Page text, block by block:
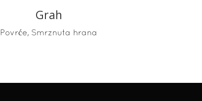
Grah
Povrće, Smrznuta hrana